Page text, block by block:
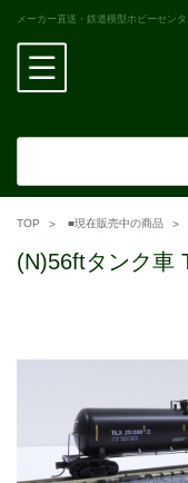
メーカー直送・鉄道模型ホビーセン
TOP ■現在販売中の商品
(N)56ftタンク車